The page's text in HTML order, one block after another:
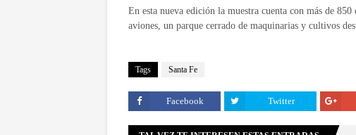
En esta nueva edición la muestra cuenta con más de
aviones, un parque cerrado de maquinarias y cultivos
Tags Santa Fe
Facebook Twitter